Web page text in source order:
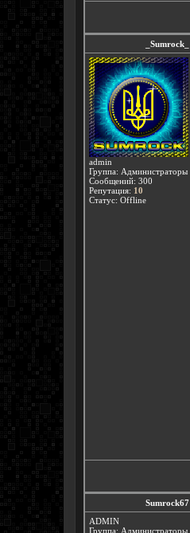
_Sumrock_
admin
Группа: Администраторы
Сообщений: 300
Репутация: 10
Статус: Offline
Sumrock67
ADMIN
Группа: Администраторы